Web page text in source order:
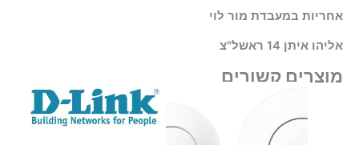
אחריות במעבדת מור לוי
אליהו איתן 14 ראשל"צ
מוצרים קשורים